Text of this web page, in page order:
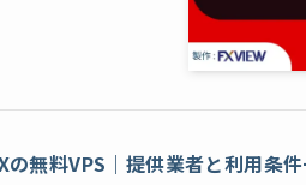
の無料VPS｜提供業者と利用条